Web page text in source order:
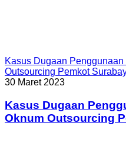
Kasus Dugaan
Outsourcing Pemkot
30 Maret 2023
Kasus Dugaan
Oknum Outsourcing